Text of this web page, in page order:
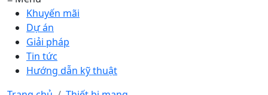
Khuyến mãi
Dự án
Giải pháp
Tin tức
Hướng dẫn kỹ thuật